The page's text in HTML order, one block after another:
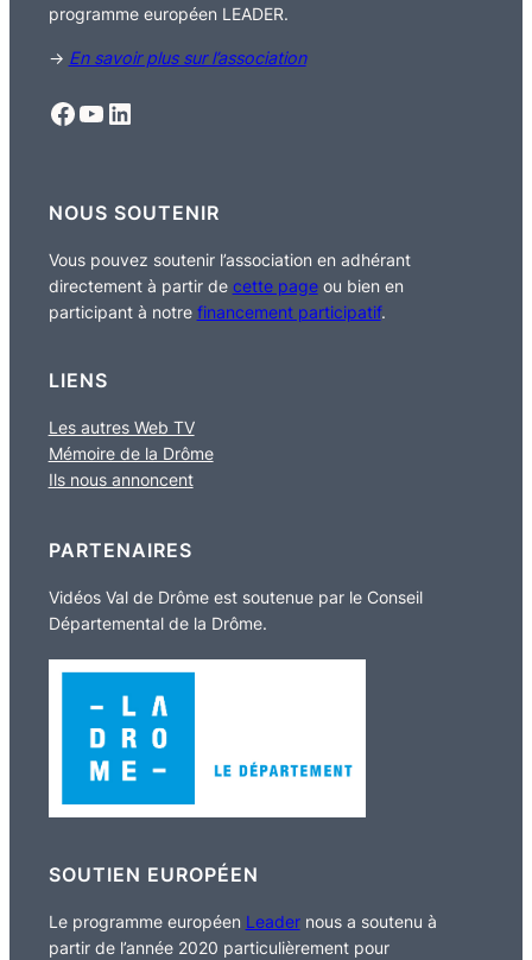
programme européen LEADER.
→ En savoir plus sur l’association
Facebook YouTube LinkedIn
NOUS SOUTENIR
Vous pouvez soutenir l’association en adhérant
directement à partir de cette pageou bien en
participant à notre financement participatif.
LIENS
Les autres Web TV
Mémoire de la Drôme
Ils nous annoncent
PARTENAIRES
Vidéos Val de Drôme est soutenue par le Conseil
Départemental de la Drôme.
SOUTIEN EUROPÉEN
Le programme européen Leadernous a soutenu à
partir de l’année 2020 particulièrement pour